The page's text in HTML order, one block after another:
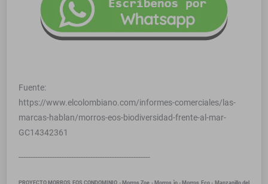
Fuente:
https://www.elcolombiano.com/informes-comerciales/las-
marcas-hablan/morros-eos-biodiversidad-frente-al-mar-
GC14342361
-------------------------------------------------------
PROYECTO MORROS EOS CONDOMINIO - Morros Zoe - Morros ìo - Morros Eco - Manzanillo del